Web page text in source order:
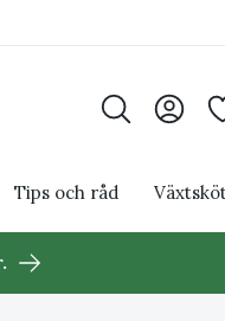
Tips och råd